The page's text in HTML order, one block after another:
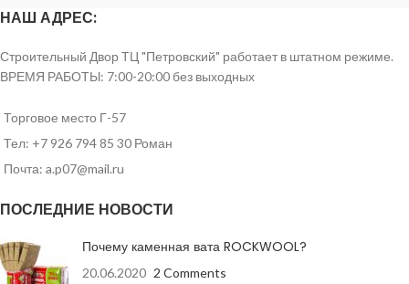
НАШ АДРЕС:
Строительный Двор ТЦ "Петровский" работает в штатном режиме.
ВРЕМЯ РАБОТЫ: 7:00-20:00 без выходных
Торговое место Г-57
Тел: +7 926 794 85 30 Роман
Почта: a.p07@mail.ru
ПОСЛЕДНИЕ НОВОСТИ
Почему каменная вата ROCKWOOL?
20.06.2020 2 Comments